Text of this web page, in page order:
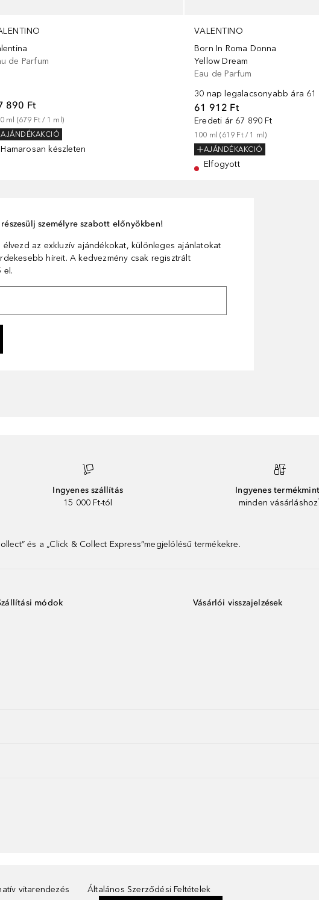
de Parfum
890 Ft
ml (679 Ft / 1 ml)
AJÁNDÉKAKCIÓ
Hamarosan készleten
VALENTINO
Born In Roma Donna
Yellow Dream
Eau de Parfum
30 nap legalacsonyabb ára 61
61 912 Ft
Eredeti ár 67 890 Ft
100 ml (619 Ft / 1 ml)
AJÁNDÉKAKCIÓ
Elfogyott
személyre szabott előnyökben!
az exkluzív ajándékokat, különleges ajánlatokat
híreit. A kedvezmény csak regisztrált
el.
Ingyenes szállítás
15 000 Ft-tól
Ingyenes
minden vásárláshoz¹
és a „Click & Collect Express”megjelölésű termékekre.
módok Vásárlói visszajelzések
vitarendezés Általános Szerződési Feltételek